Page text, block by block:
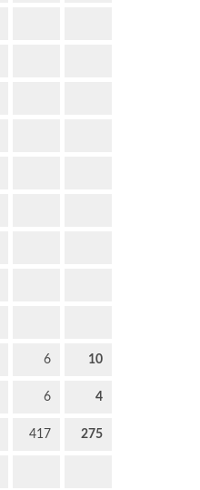
6 10
6 4
417 275